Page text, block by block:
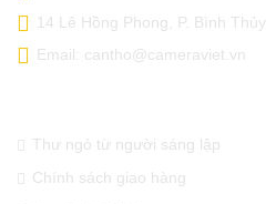
14 Lê Hồng Phong, P. Bình Thủy
Email: cantho@cameraviet.vn
Thư ngỏ từ người sáng lập
Chính sách giao hàng